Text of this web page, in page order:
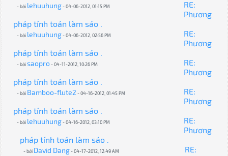
- bởi lehuuhung- 04-06-2012, 01:15 PM
RE:
Phương
pháp tính toán làm sáo .
- bởi lehuuhung- 04-06-2012, 02:56 PM
RE:
Phương
pháp tính toán làm sáo .
- bởisaopro- 04-11-2012, 10:26 PM
RE:
Phương
pháp tính toán làm sáo .
- bởi Bamboo-flute2 - 04-16-2012, 01:45 PM
RE:
Phương
pháp tính toán làm sáo .
- bởi lehuuhung- 04-16-2012, 03:10 PM
RE:
Phương
pháp tính toán làm sáo .
- bởi David Dang- 04-17-2012, 12:49 AM
RE: